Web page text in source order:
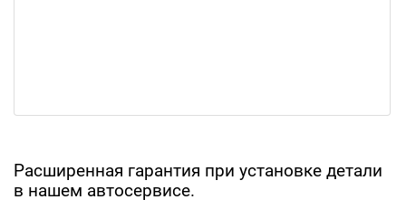
Расширенная гарантия при установке детали
в нашем автосервисе.